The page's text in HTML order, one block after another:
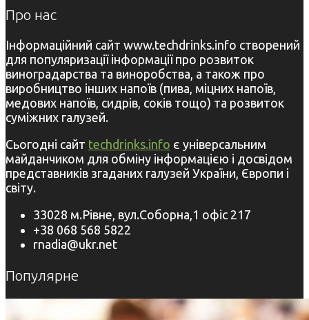
Про нас
Інформаційний сайт www.techdrinks.info створений
для популяризації інформації про розвиток
виноградарства та виноробства, а також про
виробництво інших напоїв (пива, міцних напоїв,
медових напоїв, сидрів, соків тощо) та розвиток
суміжних галузей.
Сьогодні сайт techdrinks.info є універсальним
майданчиком для обміну інформацією і досвідом
представників згаданих галузей України, Європи і
світу.
33028 м.Рівне, вул.Соборна,1 офіс 217
+38 068 568 5822
rnadia@ukr.net
Популярне